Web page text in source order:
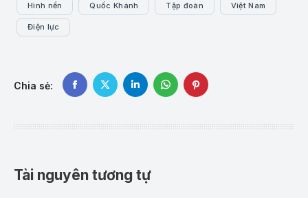
Hình nền Quốc Khánh Tập đoàn Việt Nam
Điện lực
Chia sẻ:
ShareShareShareShareShare
Tài nguyên tương tự